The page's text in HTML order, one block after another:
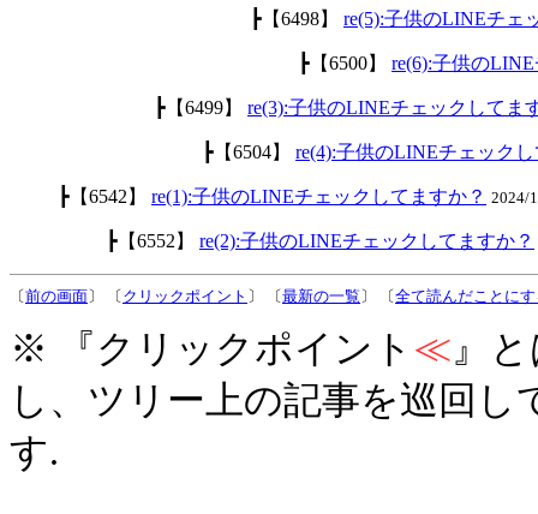
┣【6498】 re(5):子供のLINEチェ
┣【6500】 re(6):子供の
┣【6499】 re(3):子供のLINEチェックしてま
┣【6504】 re(4):子供のLINEチェック
┣【6542】 re(1):子供のLINEチェックしてますか？ 2024/
┣【6552】 re(2):子供のLINEチェックしてますか？
〔前の画面〕 〔 クリックポイント 〕 〔最新の一覧 〕 〔全て読んだことに
※ 『クリックポイント ≪』
し、ツリー上の記事を巡回
す.